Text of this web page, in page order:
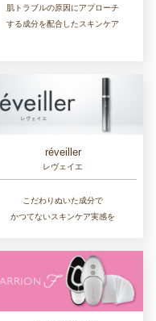
肌トラブルの原因にアプローチ
する成分を配合したスキンケア
réveiller
レヴェイエ
こだわりぬいた成分で
かつてないスキンケア実感を